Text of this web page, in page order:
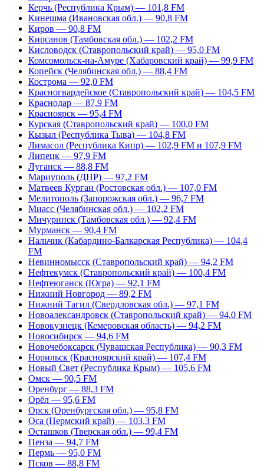
Керчь (Республика Крым) — 101,8 FM
Кинешма (Ивановская обл.) — 90,8 FM
Киров — 90,8 FM
Кирсанов (Тамбовская обл.) — 102,2 FM
Кисловодск (Ставропольский край) — 95,0 FM
Комсомольск-на-Амуре (Хабаровский край) — 99,9 FM
Копейск (Челябинская обл.) — 88,4 FM
Кострома — 92,0 FM
Красногвардейское (Ставропольский край) — 104,5 FM
Краснодар — 87,9 FM
Красноярск — 95,4 FM
Курская (Ставропольский край) — 100,0 FM
Кызыл (Республика Тыва) — 104,8 FM
Лимасол (Республика Кипр) — 102,9 FM и 107,9 FM
Липецк — 97,9 FM
Луганск — 88,8 FM
Мариуполь (ДНР) — 97,2 FM
Матвеев Курган (Ростовская обл.) — 107,0 FM
Мелитополь (Запорожская обл.) — 96,7 FM
Миасс (Челябинская обл.) — 102,2 FM
Мичуринск (Тамбовская обл.) — 92,4 FM
Мурманск — 90,4 FM
Нальчик (Кабардино-Балкарская Республика) — 104,4
FM
Невинномысск (Ставропольский край) — 94,2 FM
Нефтекумск (Ставропольский край) — 100,4 FM
Нефтеюганск (Югра) — 92,1 FM
Нижний Новгород — 89,2 FM
Нижний Тагил (Свердловская обл.) — 97,1 FM
Новоалександровск (Ставропольский край) — 94,0 FM
Новокузнецк (Кемеровская область) — 94,2 FM
Новосибирск — 94,6 FM
Новочебоксарск (Чувашская Республика) — 90,3 FM
Норильск (Красноярский край) — 107,4 FM
Новый Свет (Республика Крым) — 105,6 FM
Омск — 90,5 FM
Оренбург — 88,3 FM
Орёл — 95,6 FM
Орск (Оренбургская обл.) — 95,8 FM
Оса (Пермский край) — 103,3 FM
Осташков (Тверская обл.) — 99,4 FM
Пенза — 94,7 FM
Пермь — 95,0 FM
Псков — 88,8 FM